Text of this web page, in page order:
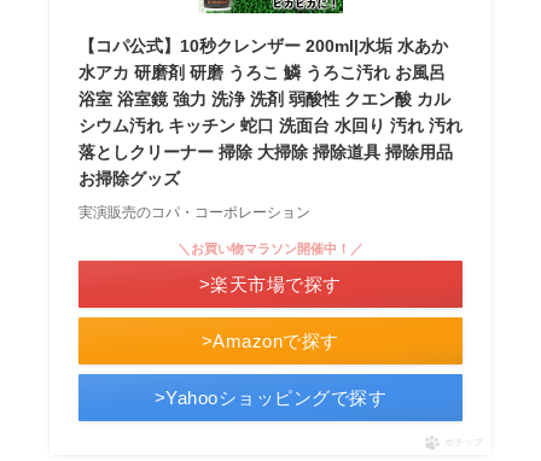
【コパ公式】10秒クレンザー 200ml|水垢 水あか
水アカ 研磨剤 研磨 うろこ 鱗 うろこ汚れ お風呂
浴室 浴室鏡 強力 洗浄 洗剤 弱酸性 クエン酸 カル
シウム汚れ キッチン 蛇口 洗面台 水回り 汚れ 汚れ
落としクリーナー 掃除 大掃除 掃除道具 掃除用品
お掃除グッズ
実演販売のコパ・コーポレーション
>Amazonで探す
＼お買い物マラソン開催中！／
>楽天市場で探す
>Yahooショッピングで探す
ポチップ